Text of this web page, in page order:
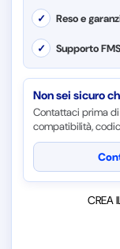
✓ Reso e
✓ Supporto
Non sei sicuro
Contattaci prima
compatibilità,
CREA